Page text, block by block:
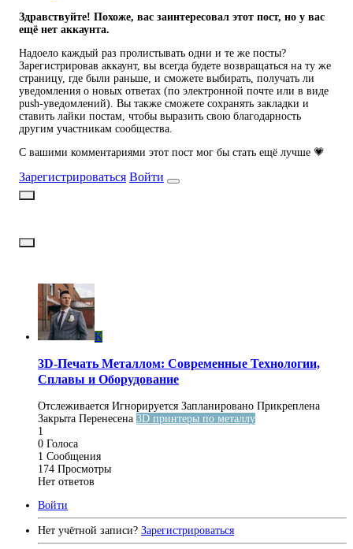
Здравствуйте! Похоже, вас заинтересовал этот пост, но у вас
ещё нет аккаунта.
Надоело каждый раз пролистывать одни и те же посты?
Зарегистрировав аккаунт, вы всегда будете возвращаться на ту же
страницу, где были раньше, и сможете выбирать, получать ли
уведомления о новых ответах (по электронной почте или в виде
push-уведомлений). Вы также сможете сохранять закладки и
ставить лайки постам, чтобы выразить свою благодарность
другим участникам сообщества.
С вашими комментариями этот пост мог бы стать ещё лучше 💗
Зарегистрироваться Войти
K
3D-Печать Металлом: Современные Технологии,
Сплавы и Оборудование
Отслеживается Игнорируется Запланировано Прикреплена
Закрыта Перенесена 3D принтеры по металлу
1
0 Голоса
1 Сообщения
174 Просмотры
Нет ответов
Войти
Нет учётной записи? Зарегистрироваться